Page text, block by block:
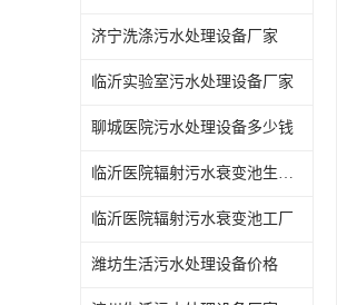
济宁洗涤污水处理设备厂家
临沂实验室污水处理设备厂家
聊城医院污水处理设备多少钱
临沂医院辐射污水衰变池生产厂家
临沂医院辐射污水衰变池工厂
潍坊生活污水处理设备价格